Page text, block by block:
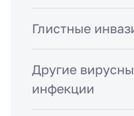
Глистные
Другие
инфекции